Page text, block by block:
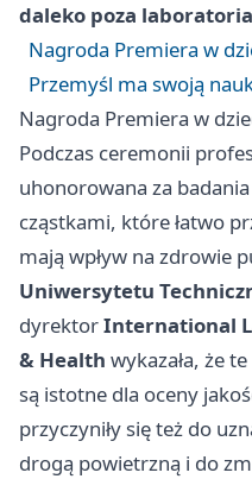
daleko poza
Nagroda Premiera w
Przemyśl ma swoją
Nagroda Premiera w
Podczas ceremonii
uhonorowana za
cząstkami, które łatwo
mają wpływ na zdrowie
Uniwersytetu
dyrektorInternational
& Health wykazała, że
są istotne dla oceny
przyczyniły się też do
drogą powietrzną i do